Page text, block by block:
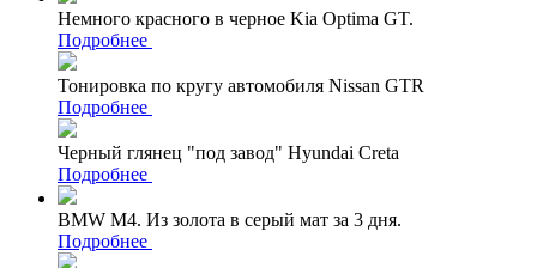
Немного красного в черное Kia Optima GT.
Подробнее
Тонировка по кругу автомобиля Nissan GTR
Подробнее
Черный глянец "под завод" Hyundai Creta
Подробнее
BMW M4. Из золота в серый мат за 3 дня.
Подробнее